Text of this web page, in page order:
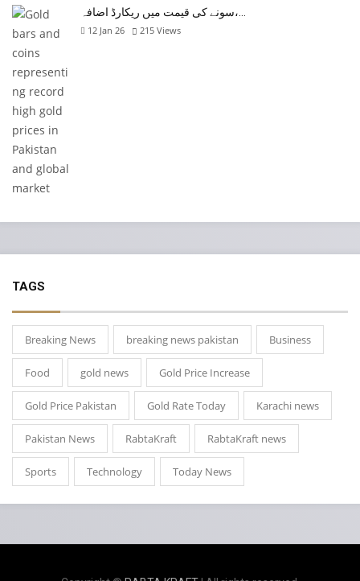
سونے کی قیمت میں ریکارڈ اضافہ،…
12 Jan 26 215 Views
TAGS
Breaking News breaking news pakistan Business
Food gold news Gold Price Increase
Gold Price Pakistan Gold Rate Today Karachi news
Pakistan News RabtaKraft RabtaKraft news
Sports Technology Today News